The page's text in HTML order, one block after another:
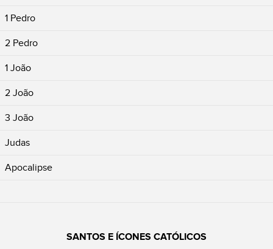
1 Pedro
2 Pedro
1 João
2 João
3 João
Judas
Apocalipse
SANTOS E ÍCONES CATÓLICOS